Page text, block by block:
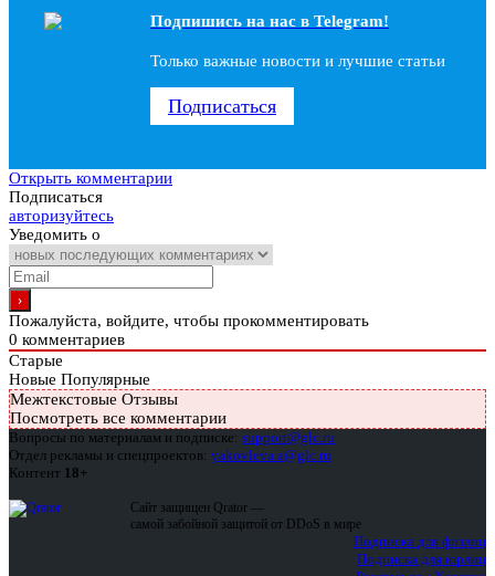
Подпишись на наc в Telegram!
Только важные новости и лучшие статьи
Подписаться
Открыть комментарии
Подписаться
авторизуйтесь
Уведомить о
Пожалуйста, войдите, чтобы прокомментировать
0 комментариев
Старые
Новые Популярные
Межтекстовые Отзывы
Посмотреть все комментарии
Вопросы по материалам и подписке: support@glc.ru
Отдел рекламы и спецпроектов: yakovleva.a@glc.ru
Контент 18+
Сайт защищен Qrator —
самой забойной защитой от DDoS в мире
Подписка для физлиц
Подписка для юрлиц